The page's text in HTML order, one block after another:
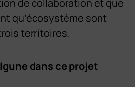
de collaboration et que
qu’écosystème sont
territoires.
dans ce projet